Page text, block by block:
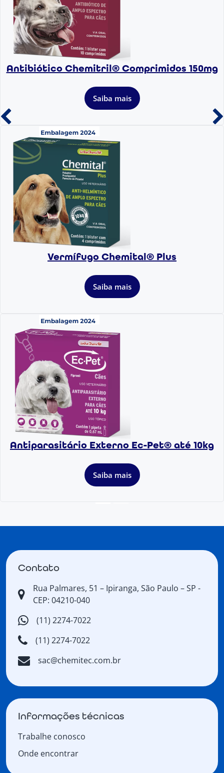
Antibiótico Chemitril® Comprimidos 150mg
Saiba mais
Vermífugo Chemital® Plus
Saiba mais
Antiparasitário Externo Ec-Pet® até 10kg
Saiba mais
Contato
Rua Palmares, 51 – Ipiranga, São Paulo – SP -
CEP: 04210-040
(11) 2274-7022
(11) 2274-7022
sac@chemitec.com.br
Informações técnicas
Trabalhe conosco
Onde encontrar